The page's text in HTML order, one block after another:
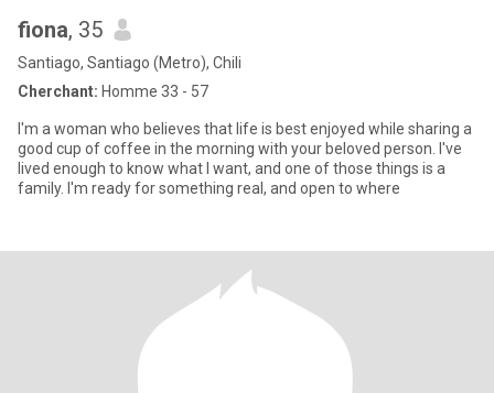
fiona, 35
Santiago, Santiago (Metro), Chili
Cherchant: Homme 33 - 57
I'm a woman who believes that life is best enjoyed while sharing a
good cup of coffee in the morning with your beloved person. I've
lived enough to know what I want, and one of those things is a
family. I'm ready for something real, and open to where